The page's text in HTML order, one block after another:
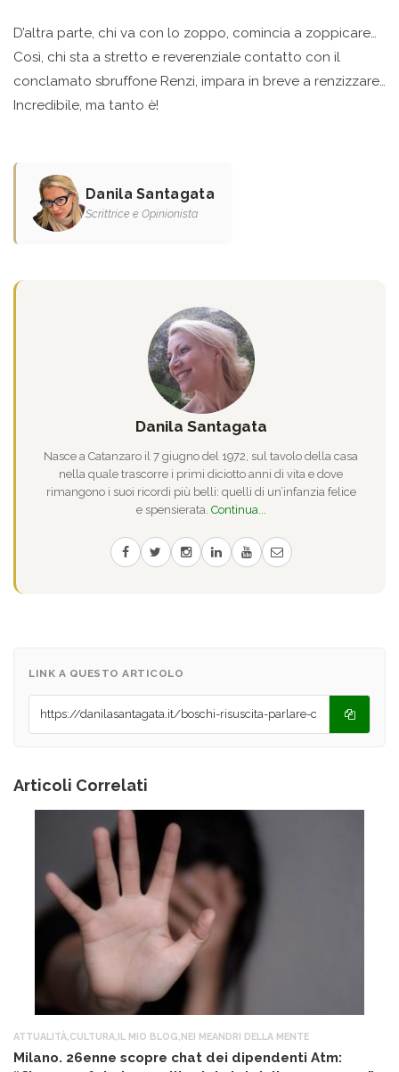
D’altra parte, chi va con lo zoppo, comincia a zoppicare…
Così, chi sta a stretto e reverenziale contatto con il
conclamato sbruffone Renzi, impara in breve a renzizzare…
Incredibile, ma tanto è!
Danila Santagata
Scrittrice e Opinionista
Danila Santagata
Nasce a Catanzaro il 7 giugno del 1972, sul tavolo della casa
nella quale trascorre i primi diciotto anni di vita e dove
rimangono i suoi ricordi più belli: quelli di un’infanzia felice
e spensierata. Continua...
LINK A QUESTO ARTICOLO
Articoli Correlati
ATTUALITÀ CULTURA IL MIO BLOG NEI MEANDRI DELLA MENTE
Milano. 26enne scopre chat dei dipendenti Atm: